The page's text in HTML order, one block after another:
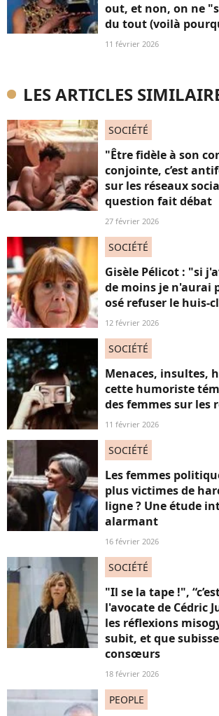
out, et non, on ne
du tout (voilà
11 février 2026
LES ARTICLES
SOCIÉTÉ
"Être fidèle à son
conjointe, c’est
sur les réseaux
question fait débat
27 février 2026
SOCIÉTÉ
Gisèle Pélicot : "si
de moins je n'aurai
osé refuser le huis-
12 février 2026
SOCIÉTÉ
Menaces, insultes,
cette humoriste
des femmes sur les
11 février 2026
SOCIÉTÉ
Les femmes
plus victimes de
ligne ? Une étude
alarmant
16 février 2026
SOCIÉTÉ
"Il se la tape !",
l'avocate de Cédric
les réflexions
subit, et que
consœurs
18 février 2026
PEOPLE